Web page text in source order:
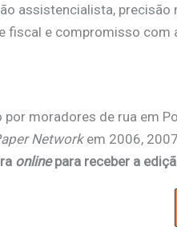
assistencialista,
fiscal e compromisso com
moradores de rua em
Networkem 2006,
onlinepara receber a